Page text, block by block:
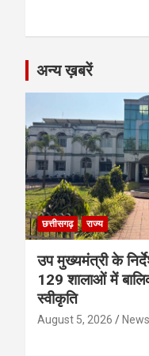
k
अन्य ख़बरें
छत्तीसगढ़ राज्य
उप मुख्यमंत्री के
129 शालाओं में
स्वीकृति
August 5, 2026